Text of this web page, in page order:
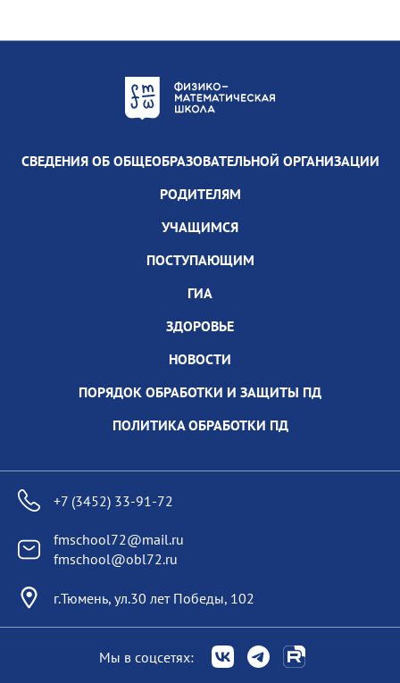
СВЕДЕНИЯ ОБ ОБЩЕОБРАЗОВАТЕЛЬНОЙ ОРГАНИЗАЦИИ
РОДИТЕЛЯМ
УЧАЩИМСЯ
ПОСТУПАЮЩИМ
ГИА
ЗДОРОВЬЕ
НОВОСТИ
ПОРЯДОК ОБРАБОТКИ И ЗАЩИТЫ ПД
ПОЛИТИКА ОБРАБОТКИ ПД
+7 (3452) 33-91-72
fmschool72@mail.ru
fmschool@obl72.ru
г.Тюмень, ул.30 лет Победы, 102
Мы в соцсетях: